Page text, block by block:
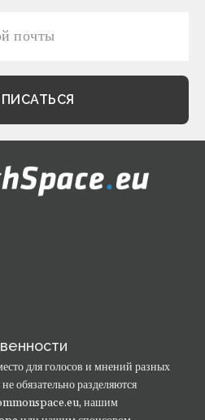
для голосов и мнений разных
обязательно разделяются
нашим